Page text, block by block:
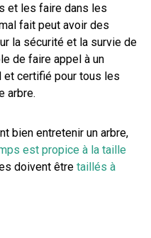
et les faire dans les
fait peut avoir des
la sécurité et la survie de
de faire appel à un
certifié pour tous les
arbre.
bien entretenir un arbre,
est propice à la taille
doivent être taillés à